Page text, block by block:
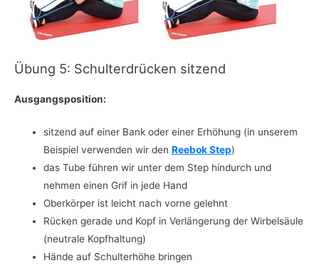
Übung 5: Schulterdrücken sitzend
Ausgangsposition:
sitzend auf einer Bank oder einer Erhöhung (in unserem
Beispiel verwenden wir denReebok Step)
das Tube führen wir unter dem Step hindurch und
nehmen einen Grif in jede Hand
Oberkörper ist leicht nach vorne gelehnt
Rücken gerade und Kopf in Verlängerung der Wirbelsäule
(neutrale Kopfhaltung)
Hände auf Schulterhöhe bringen